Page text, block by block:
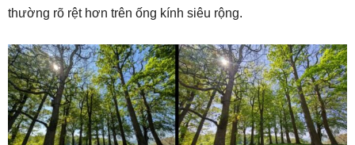
thường rõ rệt hơn trên ống kính siêu rộng.